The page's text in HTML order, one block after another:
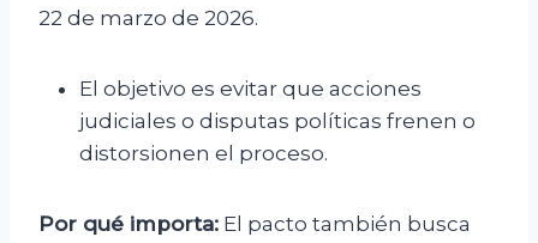
22 de marzo de 2026.
El objetivo es evitar que acciones
judiciales o disputas políticas frenen o
distorsionen el proceso.
Por qué importa: El pacto también busca